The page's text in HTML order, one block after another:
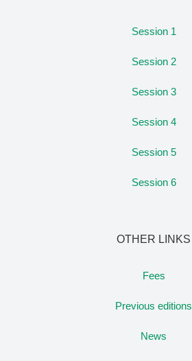
Session 1
Session 2
Session 3
Session 4
Session 5
Session 6
OTHER LINKS
Fees
Previous editions
News